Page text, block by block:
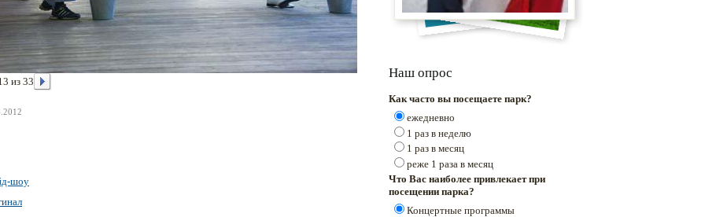
из 33
шоу
Наш опрос
Как часто вы посещаете парк?
ежедневно
1 раз в неделю
1 раз в месяц
реже 1 раза в месяц
Что Вас наиболее привлекает при
посещении парка?
Концертные программы